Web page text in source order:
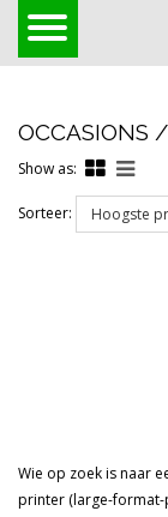
OCCASIONS
Show as:
Sorteer: Hoogste
Wie op zoek is naar
printer (large-format-